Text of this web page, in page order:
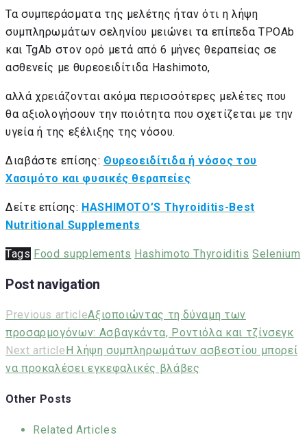
Τα συμπεράσματα της μελέτης ήταν ότι η λήψη
συμπληρωμάτων σεληνίου μειώνει τα επίπεδα TPOAb
και TgAb στον ορό μετά από 6 μήνες θεραπείας σε
ασθενείς με θυρεοειδίτιδα Hashimoto,
αλλά χρειάζονται ακόμα περισσότερες μελέτες που
θα αξιολογήσουν την ποιότητα που σχετίζεται με την
υγεία ή της εξέλιξης της νόσου.
Διαβάστε επίσης: Θυρεοειδίτιδα ή νόσος του
Χασιμότο και φυσικές θεραπείες
Δείτε επίσης: HASHIMOTO’S Thyroiditis-Best
Nutritional Supplements
Tags Food supplements Hashimoto Thyroiditis Selenium
Post navigation
Previous articleΑξιοποιώντας τη δύναμη των
προσαρμογόνων: Ασβαγκάντα, Ροντιόλα και τζίνσεγκ
Next articleΗ λήψη συμπληρωμάτων ασβεστίου μπορεί
να προκαλέσει εγκεφαλικές βλάβες
Other Posts
Related Articles